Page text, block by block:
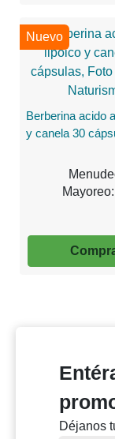
Nuevo
Berberina acido
y canela 30
Déjanos